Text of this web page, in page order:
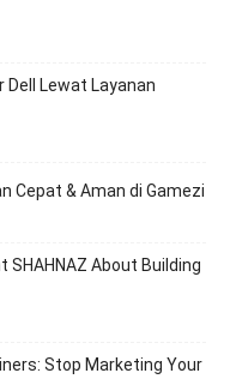
Dell Lewat Layanan
Cepat & Aman di Gamezi
About Building
Stop Marketing Your